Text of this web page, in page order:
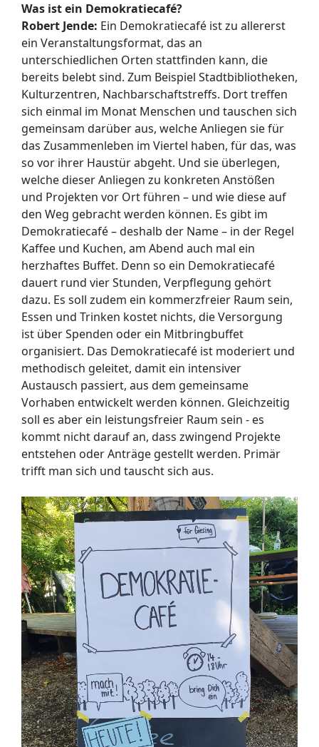
Was ist ein Demokratiecafé?
Robert Jende: Ein Demokratiecafé ist zu allererst
ein Veranstaltungsformat, das an
unterschiedlichen Orten stattfinden kann, die
bereits belebt sind. Zum Beispiel Stadtbibliotheken,
Kulturzentren, Nachbarschaftstreffs. Dort treffen
sich einmal im Monat Menschen und tauschen sich
gemeinsam darüber aus, welche Anliegen sie für
das Zusammenleben im Viertel haben, für das, was
so vor ihrer Haustür abgeht. Und sie überlegen,
welche dieser Anliegen zu konkreten Anstößen
und Projekten vor Ort führen – und wie diese auf
den Weg gebracht werden können. Es gibt im
Demokratiecafé – deshalb der Name – in der Regel
Kaffee und Kuchen, am Abend auch mal ein
herzhaftes Buffet. Denn so ein Demokratiecafé
dauert rund vier Stunden, Verpflegung gehört
dazu. Es soll zudem ein kommerzfreier Raum sein,
Essen und Trinken kostet nichts, die Versorgung
ist über Spenden oder ein Mitbringbuffet
organisiert. Das Demokratiecafé ist moderiert und
methodisch geleitet, damit ein intensiver
Austausch passiert, aus dem gemeinsame
Vorhaben entwickelt werden können. Gleichzeitig
soll es aber ein leistungsfreier Raum sein - es
kommt nicht darauf an, dass zwingend Projekte
entstehen oder Anträge gestellt werden. Primär
trifft man sich und tauscht sich aus.